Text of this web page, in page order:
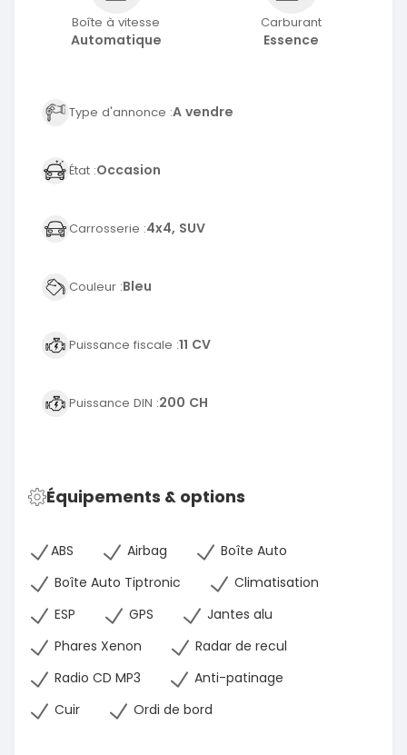
Boîte à vitesse
Automatique
Carburant
Essence
Type d'annonce :A vendre
État :Occasion
Carrosserie :4x4, SUV
Couleur :Bleu
Puissance fiscale :11 CV
Puissance DIN :200 CH
Équipements & options
ABS Airbag
Boîte Auto
Boîte Auto Tiptronic
Climatisation
ESP
GPS
Jantes alu
Phares Xenon
Radar de recul
Radio CD MP3
Anti-patinage
Cuir
Ordi de bord